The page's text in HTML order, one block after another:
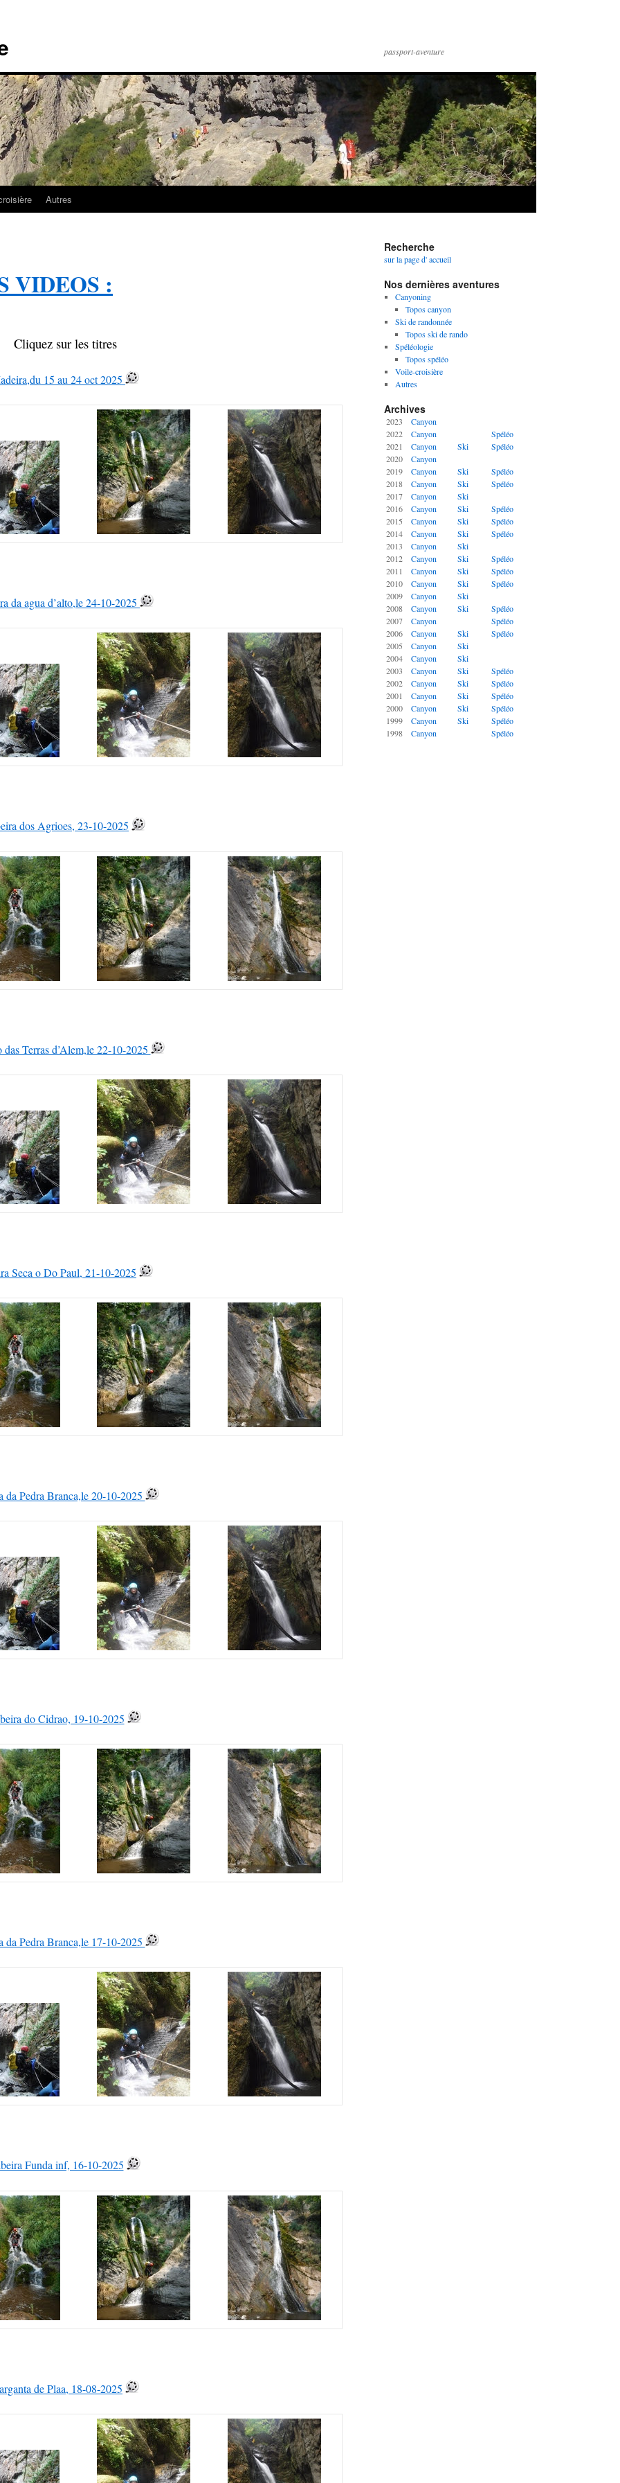
passport-aventure
Autres
VIDEOS :
Cliquez sur les titres
15 au 24 oct 2025
da agua d’alto,le 24-10-2025
dos Agrioes, 23-10-2025
das Terras d’Alem,le 22-10-2025
Seca o Do Paul, 21-10-2025
da Pedra Branca,le 20-10-2025
do Cidrao, 19-10-2025
da Pedra Branca,le 17-10-2025
Funda inf, 16-10-2025
de Plaa, 18-08-2025
Recherche
sur la page d' accueil
Nos dernières aventures
Canyoning
Topos canyon
Ski de randonnée
Topos ski de rando
Spéléologie
Topos spéléo
Voile-croisière
Autres
Archives
2023
Canyon
2022
Canyon
Spéléo
2021
Canyon Ski
Spéléo
2020
Canyon
2019
Canyon Ski
Spéléo
2018
Canyon Ski
Spéléo
2017
Canyon
Ski
2016
Canyon Ski
Spéléo
2015
Canyon Ski
Spéléo
2014
Canyon Ski
Spéléo
2013
Canyon
Ski
2012
Canyon Ski
Spéléo
2011
Canyon Ski
Spéléo
2010
Canyon Ski
Spéléo
2009
Canyon
Ski
2008
Canyon Ski
Spéléo
2007
Canyon
Spéléo
2006
Canyon Ski
Spéléo
2005
Canyon
Ski
2004
Canyon
Ski
2003
Canyon Ski
Spéléo
2002
Canyon Ski
Spéléo
2001
Canyon Ski
Spéléo
2000
Canyon Ski
Spéléo
1999
Canyon Ski
Spéléo
1998
Canyon Spéléo